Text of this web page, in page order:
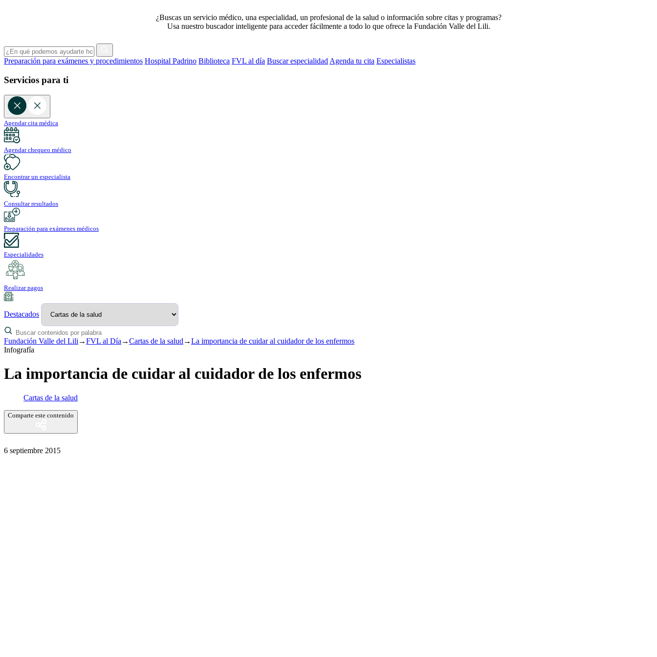
¿Buscas un servicio médico, una especialidad, un profesional de la salud o información sobre citas y programas?
Usa nuestro buscador inteligente para acceder fácilmente a todo lo que ofrece la Fundación Valle del Lili.
Preparación para exámenes y procedimientos Hospital Padrino Biblioteca FVL al día Buscar especialidad Agenda tu cita Especialistas
Servicios para ti
Agendar cita médica
Agendar chequeo médico
Encontrar un especialista
Consultar resultados
Preparación para exámenes médicos
Especialidades
Realizar pagos
Destacados
Fundación Valle del Lili →FVL al Día →Cartas de la salud →La importancia de cuidar al cuidador de los enfermos
Infografía
La importancia de cuidar al cuidador de los enfermos
Cartas de la salud
Comparte este contenido
6 septiembre 2015